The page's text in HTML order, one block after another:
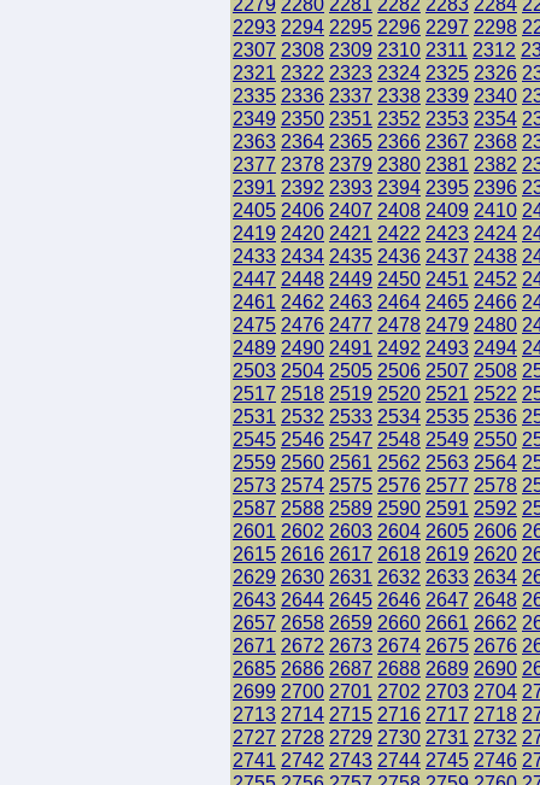
2293 2294 2295 2296 2297 2298
2307 2308 2309 2310 2311 2312
2321 2322 2323 2324 2325 2326
2335 2336 2337 2338 2339 2340
2349 2350 2351 2352 2353 2354
2363 2364 2365 2366 2367 2368
2377 2378 2379 2380 2381 2382
2391 2392 2393 2394 2395 2396
2405 2406 2407 2408 2409 2410
2419 2420 2421 2422 2423 2424
2433 2434 2435 2436 2437 2438
2447 2448 2449 2450 2451 2452
2461 2462 2463 2464 2465 2466
2475 2476 2477 2478 2479 2480
2489 2490 2491 2492 2493 2494
2503 2504 2505 2506 2507 2508
2517 2518 2519 2520 2521 2522
2531 2532 2533 2534 2535 2536
2545 2546 2547 2548 2549 2550
2559 2560 2561 2562 2563 2564
2573 2574 2575 2576 2577 2578
2587 2588 2589 2590 2591 2592
2601 2602 2603 2604 2605 2606
2615 2616 2617 2618 2619 2620
2629 2630 2631 2632 2633 2634
2643 2644 2645 2646 2647 2648
2657 2658 2659 2660 2661 2662
2671 2672 2673 2674 2675 2676
2685 2686 2687 2688 2689 2690
2699 2700 2701 2702 2703 2704
2713 2714 2715 2716 2717 2718
2727 2728 2729 2730 2731 2732
2741 2742 2743 2744 2745 2746